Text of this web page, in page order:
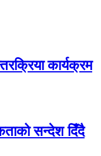
कार्यक्रम
सन्देश दिँदै